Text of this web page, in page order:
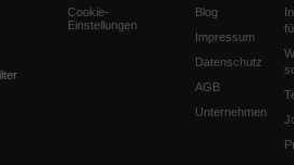
Cookie-
Einstellungen
Blog
Impressum
Datenschutz
AGB
Unternehmen